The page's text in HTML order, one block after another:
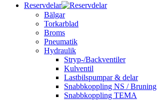
Reservdelar
Bälgar
Torkarblad
Broms
Pneumatik
Hydraulik
Stryp-/Backventiler
Kulventil
Lastbilspumpar & delar
Snabbkoppling NS / Bruning
Snabbkoppling TEMA